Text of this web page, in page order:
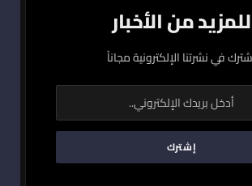
للمزيد من الأخبار
في نشرتنا الإلكترونية مجاناً